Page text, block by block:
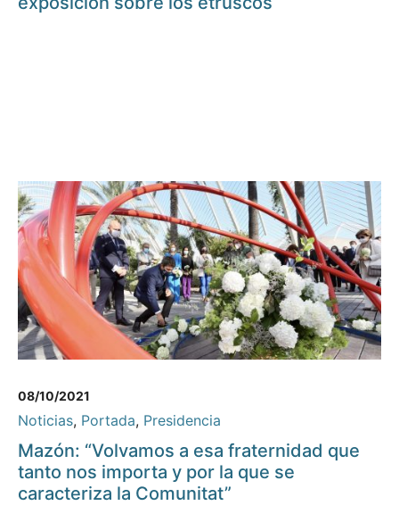
08/10/2021
Noticias, Portada, Presidencia
Mazón: “Volvamos a esa fraternidad que
tanto nos importa y por la que se
caracteriza la Comunitat”